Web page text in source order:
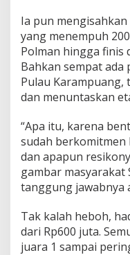
Ia pun
yang menempuh
Polman hingga finis
Bahkan sempat
Pulau
dan menuntaskan
“Apa itu, karena
sudah berkomitmen
dan apapun
gambar
tanggung jawabnya
Tak kalah heboh,
dari Rp600 juta.
juara 1 sampai